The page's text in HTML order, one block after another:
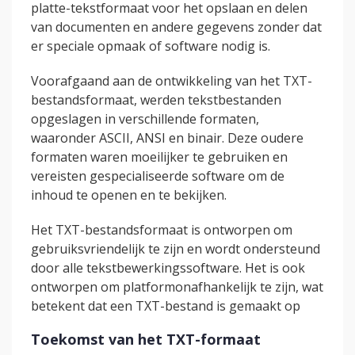
platte-tekstformaat voor het opslaan en delen
van documenten en andere gegevens zonder dat
er speciale opmaak of software nodig is.
Voorafgaand aan de ontwikkeling van het TXT-
bestandsformaat, werden tekstbestanden
opgeslagen in verschillende formaten,
waaronder ASCII, ANSI en binair. Deze oudere
formaten waren moeilijker te gebruiken en
vereisten gespecialiseerde software om de
inhoud te openen en te bekijken.
Het TXT-bestandsformaat is ontworpen om
gebruiksvriendelijk te zijn en wordt ondersteund
door alle tekstbewerkingssoftware. Het is ook
ontworpen om platformonafhankelijk te zijn, wat
betekent dat een TXT-bestand is gemaakt op
Toekomst van het TXT-formaat